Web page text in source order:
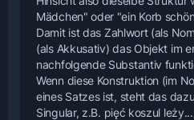
Mädchen" oder "ein Korb
Damit ist das Zahlwort (als
(als Akkusativ) das Objekt im
nachfolgende Substantiv
Wenn diese Konstruktion (im
eines Satzes ist, steht das
Singular, z.B. pięć koszul